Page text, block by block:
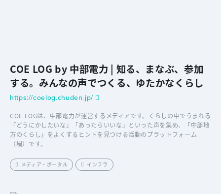
COE LOG by 中部電力 | 知る、まなぶ、参加
する。みんなの声でつくる、ゆたかなくらし
https://coelog.chuden.jp/
COE LOGは、中部電力が運営するメディアです。くらしの中でうまれる
「どうにかしたいな」「あったらいいな」といった声を集め、「中部地
方のくらし」をよくするヒントを見つける活動のプラットフォーム
（場）です。
メディア・ポータル インフラ